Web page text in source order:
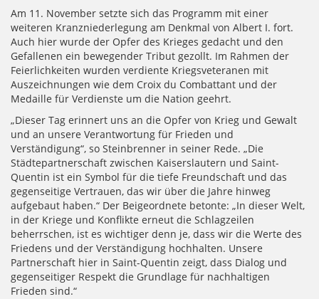
Am 11. November setzte sich das Programm mit einer
weiteren Kranzniederlegung am Denkmal von Albert I. fort.
Auch hier wurde der Opfer des Krieges gedacht und den
Gefallenen ein bewegender Tribut gezollt. Im Rahmen der
Feierlichkeiten wurden verdiente Kriegsveteranen mit
Auszeichnungen wie dem Croix du Combattant und der
Medaille für Verdienste um die Nation geehrt.
„Dieser Tag erinnert uns an die Opfer von Krieg und Gewalt
und an unsere Verantwortung für Frieden und
Verständigung“, so Steinbrenner in seiner Rede. „Die
Städtepartnerschaft zwischen Kaiserslautern und Saint-
Quentin ist ein Symbol für die tiefe Freundschaft und das
gegenseitige Vertrauen, das wir über die Jahre hinweg
aufgebaut haben.“ Der Beigeordnete betonte: „In dieser Welt,
in der Kriege und Konflikte erneut die Schlagzeilen
beherrschen, ist es wichtiger denn je, dass wir die Werte des
Friedens und der Verständigung hochhalten. Unsere
Partnerschaft hier in Saint-Quentin zeigt, dass Dialog und
gegenseitiger Respekt die Grundlage für nachhaltigen
Frieden sind.“